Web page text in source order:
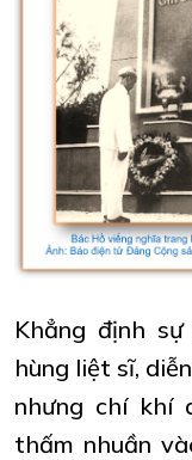
Khẳng định
hùng liệt sĩ,
nhưng chí khí
thấm nhuần